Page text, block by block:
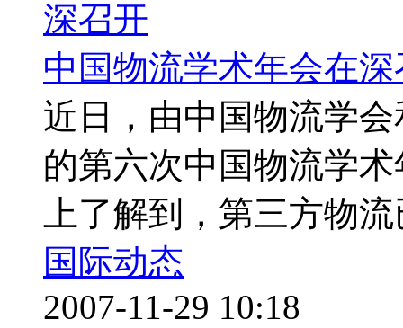
中国物流学术年会在深
近日，由中国物流学
的第六次中国物流学
上了解到，第三方物
国际动态
2007-11-29 10:18